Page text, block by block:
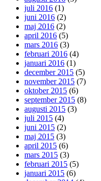
juli 2016 (1)
juni 2016 (2)
maj 2016 (2)
april 2016 (5)
mars 2016 (3)
februari 2016 (4)
januari 2016 (1)
december 2015 (5)
november 2015 (7)
oktober 2015 (6)
september 2015 (8)
augusti 2015 (3)
juli 2015 (4)
juni 2015 (2)
maj 2015 (3)
april 2015 (6)
mars 2015 (3)
februari 2015 (5)
januari 2015 (6)